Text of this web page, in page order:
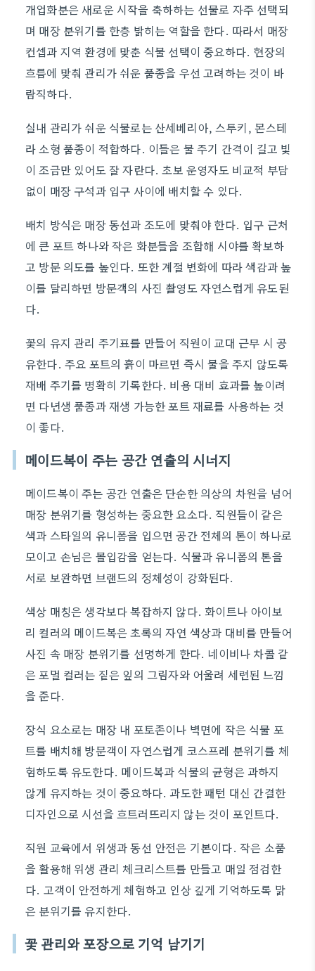
개업화분은 새로운 시작을 축하하는 선물로 자주 선택되
며 매장 분위기를 한층 밝히는 역할을 한다. 따라서 매장
컨셉과 지역 환경에 맞춘 식물 선택이 중요하다. 현장의
흐름에 맞춰 관리가 쉬운 품종을 우선 고려하는 것이 바
람직하다.
실내 관리가 쉬운 식물로는 산세베리아, 스투키, 몬스테
라 소형 품종이 적합하다. 이들은 물 주기 간격이 길고 빛
이 조금만 있어도 잘 자란다. 초보 운영자도 비교적 부담
없이 매장 구석과 입구 사이에 배치할 수 있다.
배치 방식은 매장 동선과 조도에 맞춰야 한다. 입구 근처
에 큰 포트 하나와 작은 화분들을 조합해 시야를 확보하
고 방문 의도를 높인다. 또한 계절 변화에 따라 색감과 높
이를 달리하면 방문객의 사진 촬영도 자연스럽게 유도된
다.
꽃의 유지 관리 주기표를 만들어 직원이 교대 근무 시 공
유한다. 주요 포트의 흙이 마르면 즉시 물을 주지 않도록
재배 주기를 명확히 기록한다. 비용 대비 효과를 높이려
면 다년생 품종과 재생 가능한 포트 재료를 사용하는 것
이 좋다.
메이드복이 주는 공간 연출의 시너지
메이드복이 주는 공간 연출은 단순한 의상의 차원을 넘어
매장 분위기를 형성하는 중요한 요소다. 직원들이 같은
색과 스타일의 유니폼을 입으면 공간 전체의 톤이 하나로
모이고 손님은 몰입감을 얻는다. 식물과 유니폼의 톤을
서로 보완하면 브랜드의 정체성이 강화된다.
색상 매칭은 생각보다 복잡하지 않다. 화이트나 아이보
리 컬러의 메이드복은 초록의 자연 색상과 대비를 만들어
사진 속 매장 분위기를 선명하게 한다. 네이비나 차콜 같
은 포멀 컬러는 짙은 잎의 그림자와 어울려 세련된 느낌
을 준다.
장식 요소로는 매장 내 포토존이나 벽면에 작은 식물 포
트를 배치해 방문객이 자연스럽게 코스프레 분위기를 체
험하도록 유도한다. 메이드복과 식물의 균형은 과하지
않게 유지하는 것이 중요하다. 과도한 패턴 대신 간결한
디자인으로 시선을 흐트러뜨리지 않는 것이 포인트다.
직원 교육에서 위생과 동선 안전은 기본이다. 작은 소품
을 활용해 위생 관리 체크리스트를 만들고 매일 점검한
다. 고객이 안전하게 체험하고 인상 깊게 기억하도록 맑
은 분위기를 유지한다.
꽃 관리와 포장으로 기억 남기기